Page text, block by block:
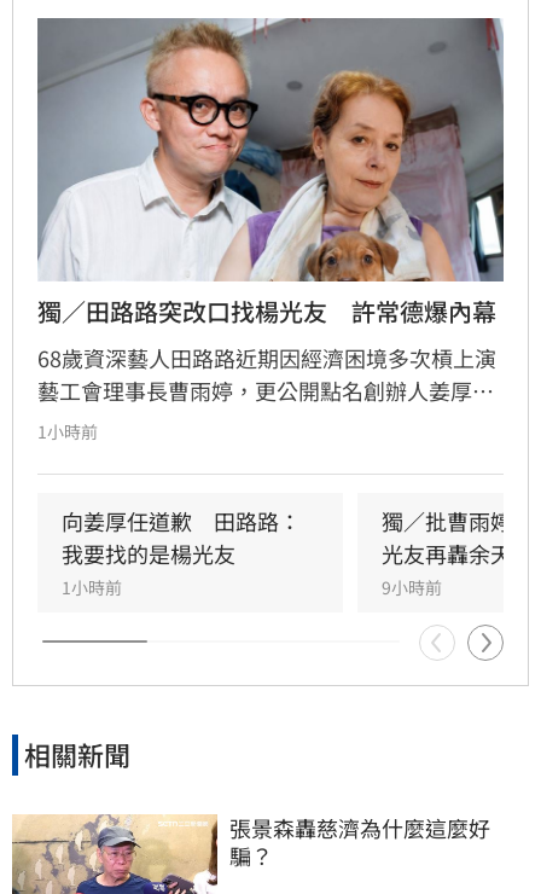
獨／田路路突改口找楊光友　許常德爆內幕
68歲資深藝人田路路近期因經濟困境多次槓上演
藝工會理事長曹雨婷，更公開點名創辦人姜厚任
出面，事後卻發文坦言搞錯對象，真正想找的是
德出面緩頰，建議田路路應先安頓好生活，並提
議透過口述歷史記錄資深藝人的故事。許常德同
時批評現任理事長曹雨婷不應神隱，呼籲工會應
展現具體作為照顧資深藝人，而非僅提供勞健保
功能。整起事件引發關注，田路路則強調目前先
處理身體狀況，後續發展仍待觀察。
1小時前
向姜厚任道歉　田路路：
我要找的是楊光友
1小時前
獨／批曹雨婷
光友再轟余天工
9小時前
相關新聞
張景森轟慈濟為什麼這麼好
騙？